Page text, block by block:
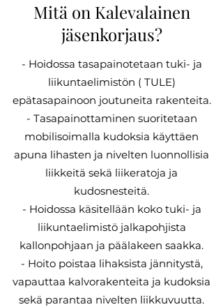
Mitä on Kalevalainen
jäsenkorjaus?
- Hoidossa tasapainotetaan tuki- ja
liikuntaelimistön ( TULE)
epätasapainoon joutuneita rakenteita.
- Tasapainottaminen suoritetaan
mobilisoimalla kudoksia käyttäen
apuna lihasten ja nivelten luonnollisia
liikkeitä sekä liikeratoja ja
kudosnesteitä.
- Hoidossa käsitellään koko tuki- ja
liikuntaelimistö jalkapohjista
kallonpohjaan ja päälakeen saakka.
- Hoito poistaa lihaksista jännitystä,
vapauttaa kalvorakenteita ja kudoksia
sekä parantaa nivelten liikkuvuutta.